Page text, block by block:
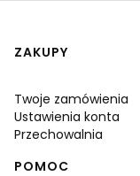
Linki w stopce
ZAKUPY
Twoje zamówienia
Ustawienia konta
Przechowalnia
POMOC